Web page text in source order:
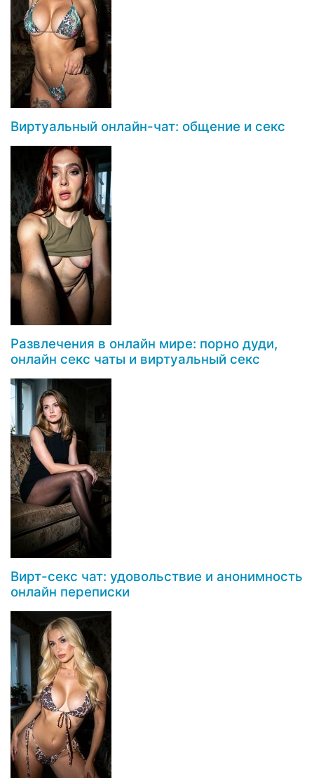
Виртуальный онлайн-чат: общение и секс
Развлечения в онлайн мире: порно дуди,
онлайн секс чаты и виртуальный секс
Вирт-секс чат: удовольствие и анонимность
онлайн переписки